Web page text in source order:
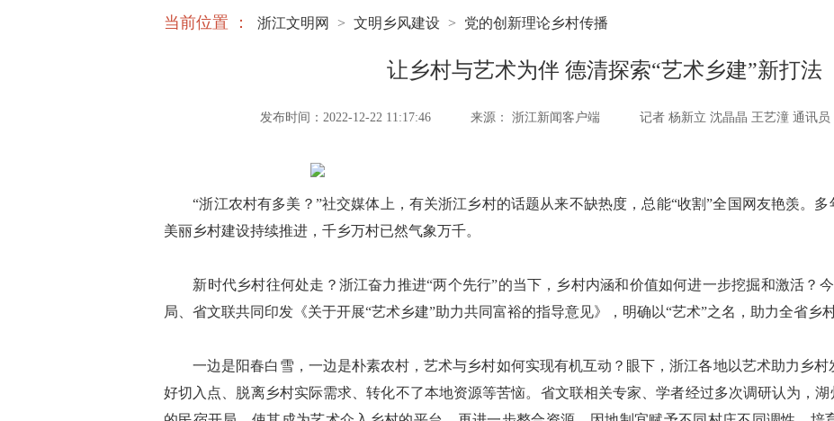
当前位置 ： 浙江文明网 > 文明乡风建设 > 党的创新理论乡村传播
让乡村与艺术为伴 德清探索“艺术乡建”新打法
发布时间：2022-12-22 11:17:46 来源： 浙江新闻客户端 记者 杨新立 沈晶晶 王艺潼 通讯员
“浙江农村有多美？”社交媒体上，有关浙江乡村的话题从来不缺热度，总能“收割”全国网友艳羡。多
美丽乡村建设持续推进，千乡万村已然气象万千。
新时代乡村往何处走？浙江奋力推进“两个先行”的当下，乡村内涵和价值如何进一步挖掘和激活？
局、省文联共同印发《关于开展“艺术乡建”助力共同富裕的指导意见》，明确以“艺术”之名，助力全省乡
一边是阳春白雪，一边是朴素农村，艺术与乡村如何实现有机互动？眼下，浙江各地以艺术助力乡村
好切入点、脱离乡村实际需求、转化不了本地资源等苦恼。省文联相关专家、学者经过多次调研认为，